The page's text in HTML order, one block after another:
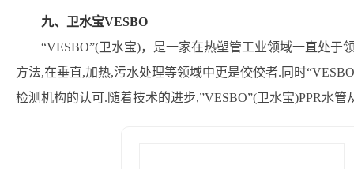
九、卫水宝VESBO
“VESBO”(卫水宝)，是一家在热塑管工业领域一直处
方法,在垂直,加热,污水处理等领域中更是佼佼者.同时
检测机构的认可.随着技术的进步,”VESBO”(卫水宝)PPR水